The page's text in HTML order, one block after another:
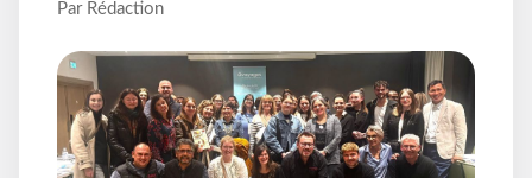
Par Rédaction